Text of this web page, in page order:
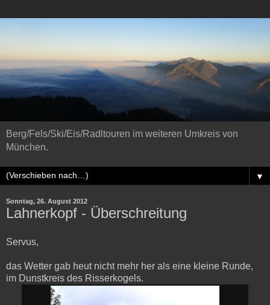
Berg/Fels/Ski/Eis/Radltouren im weiteren Umkreis von
München.
▼
Sonntag, 26. August 2012
Lahnerkopf - Überschreitung
Servus,
das Wetter gab heut nicht mehr her als eine kleine Runde,
im Dunstkreis des Risserkogels.